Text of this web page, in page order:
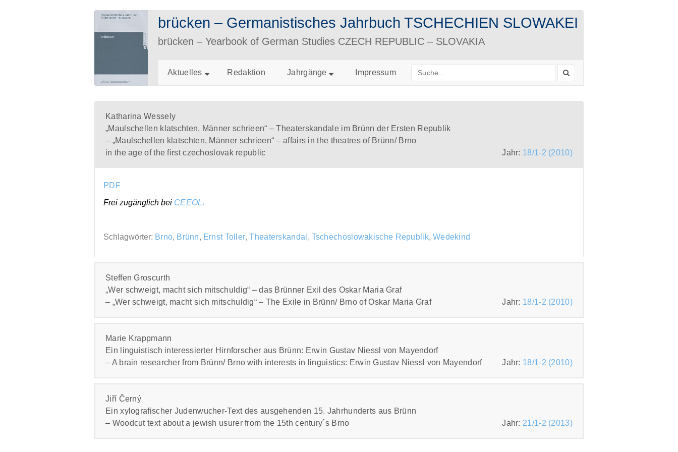
brücken – Germanistisches Jahrbuch TSCHECHIEN SLOWAKEI
brücken – Yearbook of German Studies CZECH REPUBLIC – SLOVAKIA
Aktuelles Redaktion Jahrgänge Impressum
Katharina Wessely
„Maulschellen klatschten, Männer schrieen“ – Theaterskandale im Brünn der Ersten Republik
– „Maulschellen klatschten, Männer schrieen“ – affairs in the theatres of Brünn/ Brno
in the age of the first czechoslovak republic
Jahr: 18/1-2 (2010)
PDF
Frei zugänglich bei CEEOL.
Schlagwörter: Brno, Brünn, Ernst Toller,Theaterskandal , Tschechoslowakische Republik, Wedekind
Steffen Groscurth
„Wer schweigt, macht sich mitschuldig“ – das Brünner Exil des Oskar Maria Graf
– „Wer schweigt, macht sich mitschuldig“ – The Exile in Brünn/ Brno of Oskar Maria Graf
Jahr: 18/1-2 (2010)
PDF
Frei zugänglich beiCEEOL.
Marie Krappmann
Ein linguistisch interessierter Hirnforscher aus Brünn: Erwin Gustav Niessl von Mayendorf
– A brain researcher from Brünn/ Brno with interests in linguistics: Erwin Gustav Niessl von Mayendorf
Jahr: 18/1-2 (2010)
PDF
Frei zugänglich bei CEEOL.
Brno Erwin Gustav Niessl von Mayendorf
Jiří Černý
Ein xylografischer Judenwucher-Text des ausgehenden 15. Jahrhunderts aus Brünn
– Woodcut text about a jewish usurer from the 15th century´s Brno
Jahr: 21/1-2 (2013)